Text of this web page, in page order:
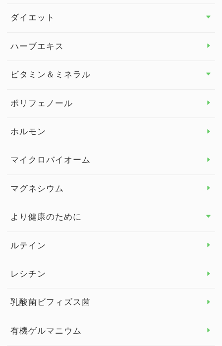
その他 トップ
健康セミナー
ダイエット
ダイエット トップ
ハーブエキス
ビタミン＆ミネラル
ビタミン＆ミネラル トップ
ビタミンE
ポリフェノール
ホルモン
マイクロバイオーム
マグネシウム
より健康のために
より健康のために トップ
眼の健康
ルテイン
レシチン
乳酸菌ビフィズス菌
有機ゲルマニウム